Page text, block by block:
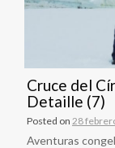
Cruce del
Detaille (7)
Posted on 28
Aventuras